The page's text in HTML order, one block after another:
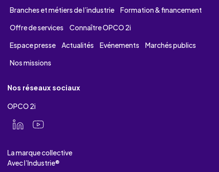
Branches et métiers de l’industrie
Formation & financement
Offre de services
Connaître OPCO 2i
Espace presse
Actualités Evénements
Marchés publics
Nos missions
Nos réseaux sociaux
OPCO 2i
La marque collective
Avec l’Industrie®